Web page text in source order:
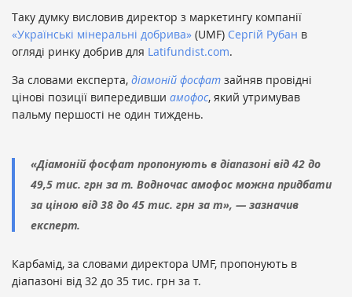
Таку думку висловив директор з маркетингу компанії
«Українські мінеральні добрива» (UMF) Сергій Рубан в
огляді ринку добрив для Latifundist.com.
За словами експерта, діамоній фосфат зайняв провідні
цінові позиції випередивши амофос, який утримував
пальму першості не один тиждень.
«Діамоній фосфат пропонують в діапазоні від 42 до
49,5 тис. грн за т. Водночас амофос можна придбати
за ціною від 38 до 45 тис. грн за т», — зазначив
експерт.
Карбамід, за словами директора UMF, пропонують в
діапазоні від 32 до 35 тис. грн за т.